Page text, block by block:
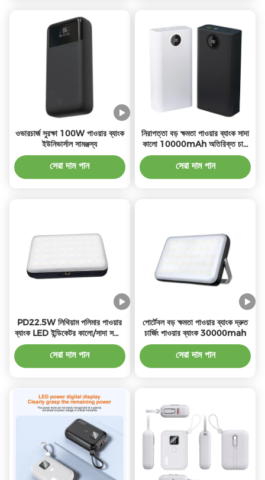
ওভারচার্জ সুরক্ষা 100W পাওয়ার ব্যাংক
ইউনিভার্সাল সামঞ্জস্য
সেরা দাম পান
নিরাপত্তা বড় ক্ষমতা পাওয়ার ব্যাংক সাদা
কালো 10000mAh অতিরিক্ত চার্জ
সুরক্ষা সহ
সেরা দাম পান
PD22.5W লিথিয়াম পলিমার পাওয়ার
ব্যাংক LED ইন্ডিকেটর কালো/সাদা সম্পূর্ণ
কিট অন্তর্ভুক্ত
সেরা দাম পান
পোর্টেবল বড় ক্ষমতা পাওয়ার ব্যাংক দ্রুত
চার্জিং পাওয়ার ব্যাংক 30000mah
সেরা দাম পান